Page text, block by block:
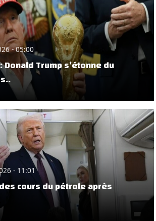
- 05:00
Trump s’étonne du
- 11:01
cours du pétrole après